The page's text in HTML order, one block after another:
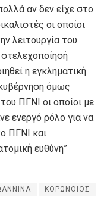
αν δεν είχε στο
οι οποίοι
λειτουργία του
η εγκληματική
όμως
ΠΓΝΙ οι οποίοι με
ενεργό ρόλο για να
ΠΓΝΙ και
ευθύνη”
ΚΟΡΩΝΟΙΟΣ